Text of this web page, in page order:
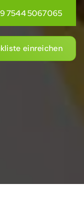
7544 5067065
einreichen